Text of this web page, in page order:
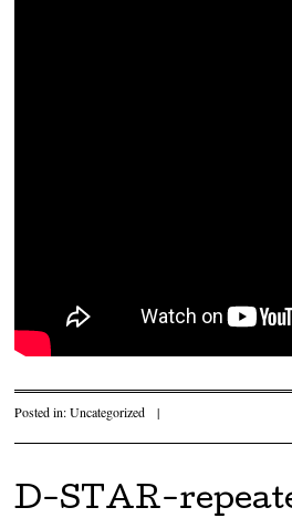
Posted in:Uncategorized |
D-STAR-